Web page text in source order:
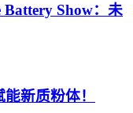
Show：未
新质粉体！